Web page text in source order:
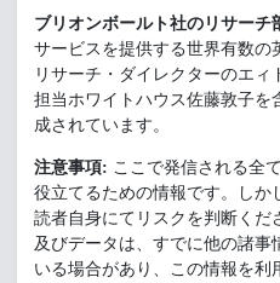
ブリオンボールト社のリサーチ
サービスを提供する世界有数の
リサーチ・ダイレクターのエ
担当ホワイトハウス佐藤敦子を
成されています。
注意事項: ここで発信される全
役立てるための情報です。しか
読者自身にてリスクを判断くだ
及びデータは、すでに他の諸事
いる場合があり、この情報を利